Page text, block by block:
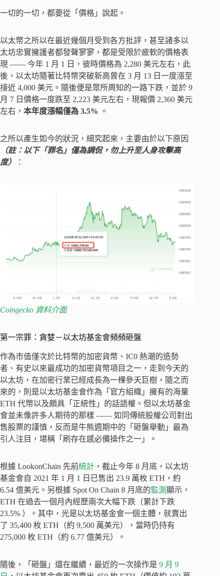
一切的一切，都要從「價格」說起。
以太幣之所以在最近幾個月受到各方批評，甚至諸多以
太坊忠實擁護者都發聲寥寥，都是受限於疲軟的價格表
現 —— 今年 1 月 1 日，彼時價格為 2,280 美元左右，此
後，以太坊隨著比特幣突破新高曾在 3 月 13 日一度漲至
接近 4,000 美元。隨後便是眾所周知的一路下跌，並於 9
月 7 日價格一度跌至 2,223 美元左右，現報價 2,360 美元
左右， 本年度漲幅僅為 3.5% 。
之所以產生如今的狀況，細究起來，主要由於以下原因
（註：以下「罪名」僅為調侃，勿上升至人身攻擊高
度）
：
Coingecko 資料介面
第一宗罪：貪婪－以太坊基金會頻頻砸盤
作為市值僅次於比特幣的加密貨幣、IC0 熱潮的造勢
者、有史以來最成功的加密貨幣項目之一，走到今天的
以太坊，在加密行業已經成長為一棵參天巨樹，隨之而
來的，則是以太坊基金會作為「官方組織」擁有的海量
ETH 代幣以及頗具「正統性」的話語權。但以太坊基金
會並未像許多人期待的那樣 —— 如同傳統股權公司對出
售股票的謹慎，反而是牛熊週期中的「砸盤舉動」最為
引人注目，堪稱「刷存在感必備操作之一」。
根據 LookonChain 先前統計 ，截止今年 8 月底，以太坊
基金會自 2021 年 1 月 1 日已售出 23.9 萬枚 ETH，約
6.54 億美元。另根據 Spot On Chain 8 月底的監測 顯示，
ETH 在過去一個月內經歷兩次大幅下跌（累計下跌
23.5% ）。其中，光是以太坊基金會一個主體，就賣出
了 35,400 枚 ETH（約 9,500 萬美元），當時仍持有
275,000 枚 ETH（約 6.77 億美元）。
隨後，「砸盤」還在繼續，最近的一次操作是 9 月 9